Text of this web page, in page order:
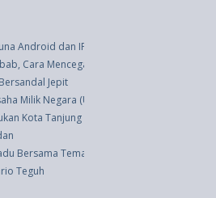
Android dan IPhone
Cara Mencegah dan Mengobati
Jepit
Milik Negara (UU 19 thn 2003)
Kota Tanjung Pinang (UU 5 thn 2001)
Bersama Teman
Teguh